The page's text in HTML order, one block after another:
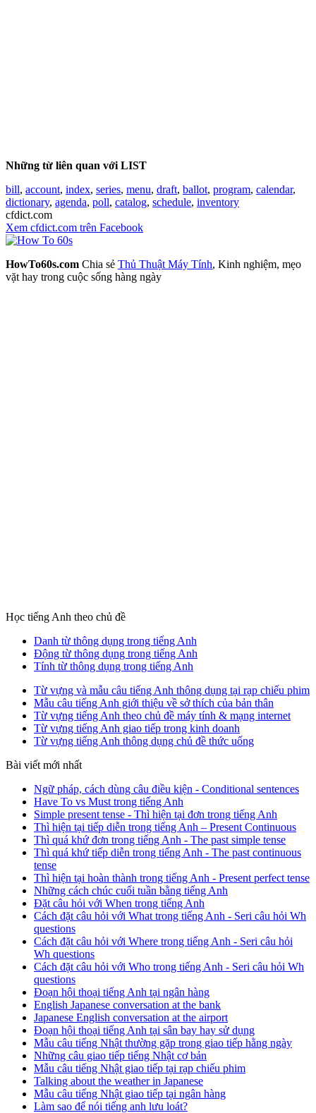
Những từ liên quan với LIST
bill, account, index, series, menu, draft, ballot, program, calendar,
dictionary, agenda, poll, catalog, schedule, inventory
cfdict.com
Xem cfdict.com trên Facebook
HowTo60s.com Chia sẻ Thủ Thuật Máy Tính, Kinh nghiệm, mẹo
vặt hay trong cuộc sống hàng ngày
Học tiếng Anh theo chủ đề
Danh từ thông dụng trong tiếng Anh
Động từ thông dụng trong tiếng Anh
Tính từ thông dụng trong tiếng Anh
Từ vựng và mẫu câu tiếng Anh thông dụng tại rạp chiếu phim
Mẫu câu tiếng Anh giới thiệu về sở thích của bản thân
Từ vựng tiếng Anh theo chủ đề máy tính & mạng internet
Từ vựng tiếng Anh giao tiếp trong kinh doanh
Từ vựng tiếng Anh thông dụng chủ đề thức uống
Bài viết mới nhất
Ngữ pháp, cách dùng câu điều kiện - Conditional sentences
Have To vs Must trong tiếng Anh
Simple present tense - Thì hiện tại đơn trong tiếng Anh
Thì hiện tại tiếp diễn trong tiếng Anh – Present Continuous
Thì quá khứ đơn trong tiếng Anh - The past simple tense
Thì quá khứ tiếp diễn trong tiếng Anh - The past continuous
tense
Thì hiện tại hoàn thành trong tiếng Anh - Present perfect tense
Những cách chúc cuối tuần bằng tiếng Anh
Đặt câu hỏi với When trong tiếng Anh
Cách đặt câu hỏi với What trong tiếng Anh - Seri câu hỏi Wh
questions
Cách đặt câu hỏi với Where trong tiếng Anh - Seri câu hỏi
Wh questions
Cách đặt câu hỏi với Who trong tiếng Anh - Seri câu hỏi Wh
questions
Đoạn hội thoại tiếng Anh tại ngân hàng
English Japanese conversation at the bank
Japanese English conversation at the airport
Đoạn hội thoại tiếng Anh tại sân bay hay sử dụng
Mẫu câu tiếng Nhật thường gặp trong giao tiếp hằng ngày
Những câu giao tiếp tiếng Nhật cơ bản
Mẫu câu tiếng Nhật giao tiếp tại rạp chiếu phim
Talking about the weather in Japanese
Mẫu câu tiếng Nhật giao tiếp tại ngân hàng
Làm sao để nói tiếng anh lưu loát?